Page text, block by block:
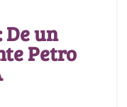
un
Petro